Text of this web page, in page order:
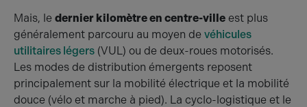
Mais, le dernier kilomètre en centre-ville est plus
généralement parcouru au moyen de véhicules
utilitaires légers (VUL) ou de deux-roues motorisés.
Les modes de distribution émergents reposent
principalement sur la mobilité électrique et la mobilité
douce (vélo et marche à pied). La cyclo-logistique et le